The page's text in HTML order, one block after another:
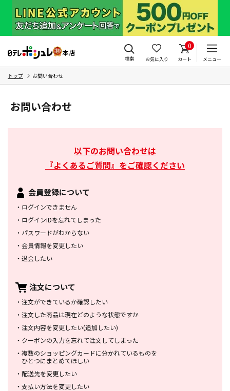
検索 お気に入り
0
カート メニュー
トップ お問い合わせ
お問い合わせ
以下のお問い合わせは
『よくあるご質問』をご確認ください
会員登録について
・ ログインできません
・ ログインIDを忘れてしまった
・ パスワードがわからない
・ 会員情報を変更したい
・ 退会したい
注文について
・ 注文ができているか確認したい
・ 注文した商品は現在どのような状態ですか
・ 注文内容を変更したい(追加したい)
・ クーポンの入力を忘れて注文してしまった
・ 複数のショッピングカードに分かれているものを
ひとつにまとめてほしい
・ 配送先を変更したい
・ 支払い方法を変更したい